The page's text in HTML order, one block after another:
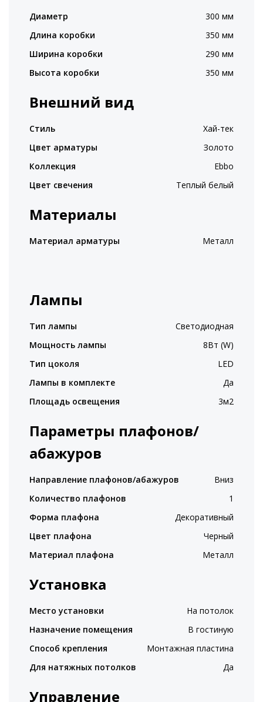
Диаметр
300 мм
Длина коробки
350 мм
Ширина коробки
290 мм
Высота коробки
350 мм
Внешний вид
Стиль
Хай-тек
Цвет арматуры
Золото
Коллекция
Ebbo
Цвет свечения
Теплый белый
Материалы
Материал арматуры Металл
Лампы
Тип лампы
Светодиодная
Мощность лампы
8Вт (W)
Тип цоколя
LED
Лампы в комплекте
Да
Площадь освещения
3м2
Параметры плафонов/
абажуров
Направление плафонов/абажуров
Вниз
Количество плафонов
1
Форма плафона
Декоративный
Цвет плафона
Черный
Материал плафона
Металл
Установка
Место установки
На потолок
Назначение помещения
В гостиную
Способ крепления
Монтажная пластина
Для натяжных потолков
Да
Управление